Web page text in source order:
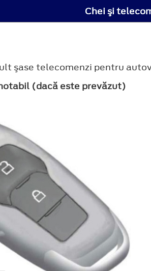
Chei şi
şase telecomenzi pentru
(dacă este prevăzut)